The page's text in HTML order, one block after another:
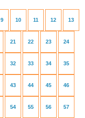
9 10 11 12 13
21 22 23 24
32 33 34 35
43 44 45 46
54 55 56 57